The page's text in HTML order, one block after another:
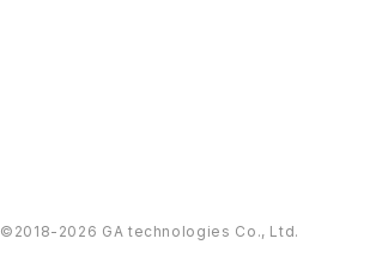
©︎2018-2026 GA technologies Co., Ltd.